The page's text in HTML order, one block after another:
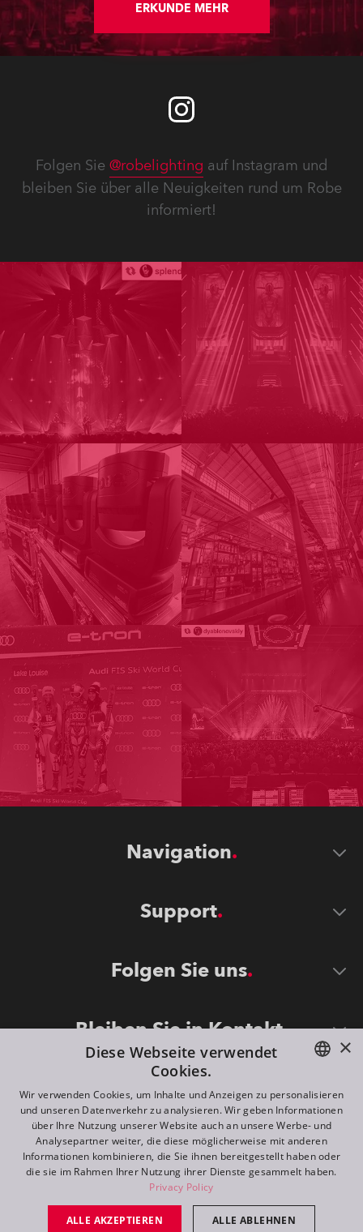
rauen industriellen Umgebung des
ehemaligen Stahlwerks von Dolní
Vitkovice (DOV) statt, das heute
geschmackvoll zu einem
wurde und sich in der Nähe von
Ostrava im Nordosten des Landes
ERKUNDE MEHR
Folgen Sie @robelighting auf Instagram und
bleiben Sie über alle Neuigkeiten rund um Robe
informiert!
Navigation
Support
Folgen Sie uns
Bleiben Sie in Kontakt
©2026 ROBE lighting s.r.o.
All rights reserved. Created by
Switch to desktop mode
ENGLISH
FR
RU
×
Diese Webseite verwendet
Cookies.
Wir verwenden Cookies, um Inhalte und Anzeigen zu personalisieren
und unseren Datenverkehr zu analysieren. Wir geben Informationen
über Ihre Nutzung unserer Website auch an unsere Werbe- und
Analysepartner weiter, die diese möglicherweise mit anderen
Informationen kombinieren, die Sie ihnen bereitgestellt haben oder
die sie im Rahmen Ihrer Nutzung ihrer Dienste gesammelt haben.
Privacy Policy
ALLE AKZEPTIEREN ALLE ABLEHNEN